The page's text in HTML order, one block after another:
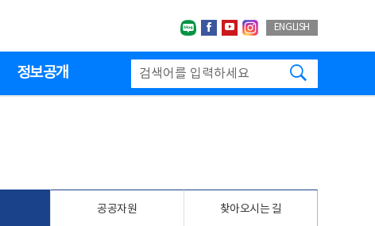
네이버블로그
페이스북
유투브인스타그랩
ENGLISH
정보공개
공공자원 찾아오시는 길